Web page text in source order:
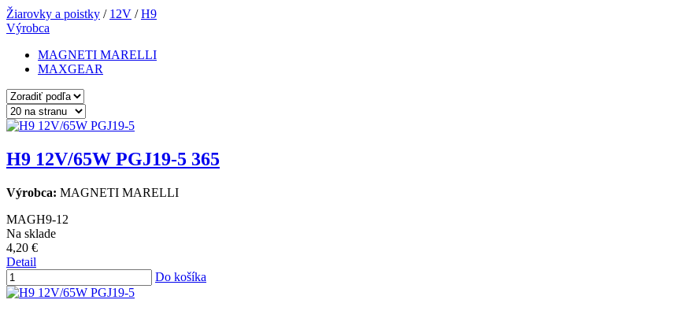
Žiarovky a poistky / 12V /H9
Výrobca
MAGNETI MARELLI
MAXGEAR
H9 12V/65W PGJ19-5 365
Výrobca: MAGNETI MARELLI
MAGH9-12
Na sklade
4,20 €
Detail
Do košíka